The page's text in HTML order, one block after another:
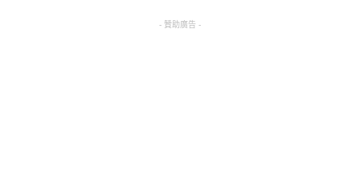
- 贊助廣告 -